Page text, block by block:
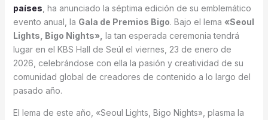
países , ha anunciado la séptima edición de su emblemático
evento anual, la Gala de Premios Bigo. Bajo el lema «Seoul
Lights, Bigo Nights», la tan esperada ceremonia tendrá
lugar en el KBS Hall de Seúl el viernes, 23 de enero de
2026, celebrándose con ella la pasión y creatividad de su
comunidad global de creadores de contenido a lo largo del
pasado año.
El lema de este año, «Seoul Lights, Bigo Nights», plasma la